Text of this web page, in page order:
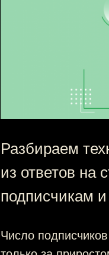
Разбираем
из ответов на
подписчикам и
Число